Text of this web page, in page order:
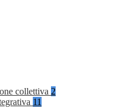
collettiva 2
11